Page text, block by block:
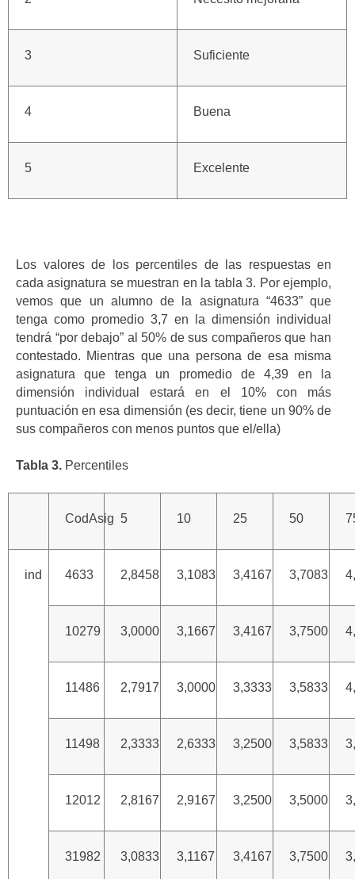
3 Suficiente
4 Buena
5 Excelente
Los valores de los percentiles de las respuestas en
cada asignatura se muestran en la tabla 3. Por ejemplo,
vemos que un alumno de la asignatura “4633” que
tenga como promedio 3,7 en la dimensión individual
tendrá “por debajo” al 50% de sus compañeros que han
contestado. Mientras que una persona de esa misma
asignatura que tenga un promedio de 4,39 en la
dimensión individual estará en el 10% con más
puntuación en esa dimensión (es decir, tiene un 90% de
sus compañeros con menos puntos que el/ella)
Tabla 3. Percentiles
CodAsig 5 10 25 50
ind 4633 2,8458 3,1083 3,4167 3,7083
10279 3,0000 3,1667 3,4167 3,7500
11486 2,7917 3,0000 3,3333 3,5833
11498 2,3333 2,6333 3,2500 3,5833
12012 2,8167 2,9167 3,2500 3,5000
31982 3,0833 3,1167 3,4167 3,7500